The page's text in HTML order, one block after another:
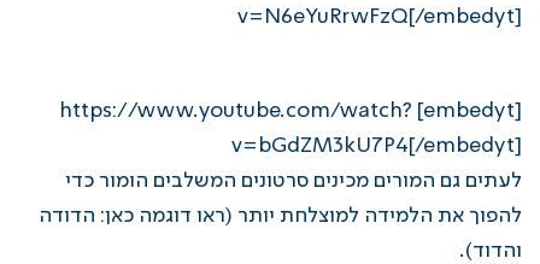
v=N6eYuRrwFzQ[/embedyt]
[embedyt] https://www.youtube.com/watch?
v=bGdZM3kU7P4[/embedyt]
לעתים גם המורים מכינים סרטונים המשלבים הומור כדי
להפוך את הלמידה למוצלחת יותר (ראו דוגמה כאן: הדודה
והדוד).